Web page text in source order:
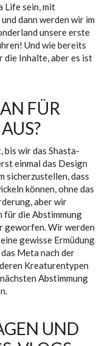
Life sein, mit
dann werden wir im
unsere erste
Und wie bereits
die Inhalte, aber es ist
FÜR
bis wir das Shasta-
einmal das Design
sicherzustellen, dass
können, ohne das
aber wir
für die Abstimmung
geworfen. Wir werden
gewisse Ermüdung
Meta nach der
Kreaturentypen
Abstimmung
UND